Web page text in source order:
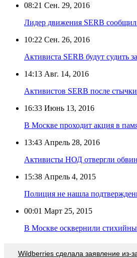
08:21 Сен. 29, 2016
Лидер движения SERB
10:22 Сен. 26, 2016
Активиста SERB будут судить
14:13 Авг. 14, 2016
Активистов SERB после
16:33 Июнь 13, 2016
В Москве проходит акция в
13:43 Апрель 28, 2016
Активисты НОД отвергли
15:38 Апрель 4, 2015
Полиция не нашла
00:01 Март 25, 2015
В Москве осквернили
Wildberries cделала заявление из-